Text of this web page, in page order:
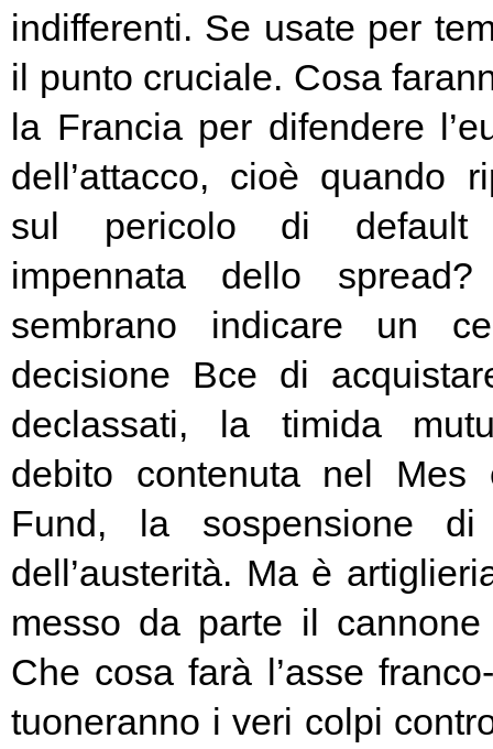
indifferenti. Se usate per
il punto cruciale. Cosa
la Francia per difendere
dell’attacco, cioè quando
sul pericolo di default
impennata dello
sembrano indicare un
decisione Bce di
declassati, la timida
debito contenuta nel Mes
Fund, la sospensione di
dell’austerità. Ma è
messo da parte il
Che cosa farà l’asse
tuoneranno i veri colpi